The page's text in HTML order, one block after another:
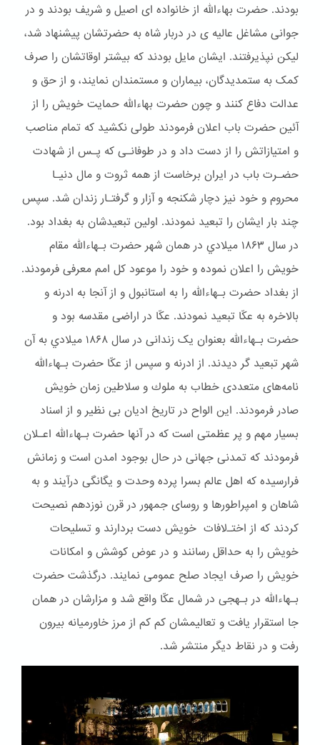
بودند. حضرت بهاءالله از خانواده ای اصیل و شریف بودند و در
جوانی مشاغل عالیه ی در دربار شاه به حضرتشان پیشنهاد شد،
لیکن نپذیرفتند. ایشان مایل بودند که بیشتر اوقاتشان را صرف
کمک به ستمدیدگان، بیماران و مستمندان نمایند، و از حق و
عدالت دفاع کنند و چون حضرت بهاءالله حمایت خویش را از
آئین حضرت باب اعلان فرمودند طولی نکشید که تمام مناصب
و امتیازاتش را از دست داد و در طوفانـی که پـس از شهادت
حضـرت باب در ایران برخاست از همه ثروت و مال دنیـا
محروم و خود نیز دچار شكنجه و آزار و گرفتـار زندان شد. سپس
چند بار ایشان را تبعید نمودند. اولین تبعیدشان به بغداد بود.
در سال ۱۸۶۳ ميلادي در همان شهر حضرت بـهاءالله مقام
خويش را اعلان نموده و خود را موعود کل امم معرفی فرمودند.
از بغداد حضرت بـهاءالله را به استانبول و از آنجا به ادرنه و
بالاخره به عکّا تبعید نمودند. عکّا در اراضی مقدسه بود و
حضرت بـهاءالله بعنوان یک زندانی در سال ۱۸۶۸ ميلادي به آن
شهر تبعيد گر ديدند. از ادرنه و سپس از عکّا حضرت بـهاءالله
نامه‌های متعددی خطاب به ملوك و سلاطین زمان خویش
صادر فرمودند. این الواح در تاریخ ادیان بی نظیر و از اسناد
بسیار مهم و پر عظمتی است که در آنها حضرت بـهاءالله اعـلان
فرمودند که تمدنی جهانی در حال بوجود امدن است و زمانش
فرارسیده که اهل عالم بسرا پرده وحدت و یگانگی درآیند و به
شاهان و امپراطورها و روسای جمهور در قرن نوزدهم نصیحت
کردند که از اختـﻻفات خویش دست بردارند و تسلیحات
خویش را به حداقل رسانند و در عوض کوشش و امکانات
خویش را صرف ایجاد صلح عمومی نمایند. درگذشت حضرت
بـهاءالله در بـهجی در شمال عکّا واقع شد و مزارشان در همان
جا استقرار یافت و تعالیمشان کم کم از مرز خاورمیانه بیرون
رفت و در نقاط دیگر منتشر شد.